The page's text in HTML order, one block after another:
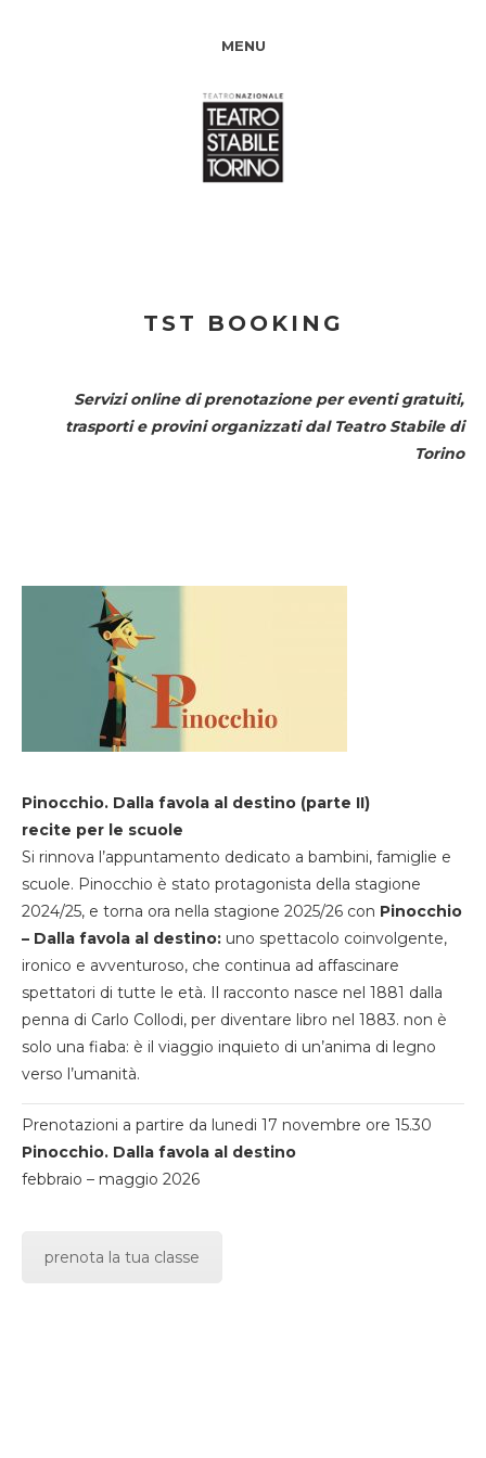
MENU
TST BOOKING
Servizi online di prenotazione per eventi gratuiti,
trasporti e provini organizzati dal Teatro Stabile di
Torino
Pinocchio. Dalla favola al destino (parte II)
recite per le scuole
Si rinnova l’appuntamento dedicato a bambini, famiglie e
scuole. Pinocchio è stato protagonista della stagione
2024/25, e torna ora nella stagione 2025/26 con Pinocchio
– Dalla favola al destino: uno spettacolo coinvolgente,
ironico e avventuroso, che continua ad affascinare
spettatori di tutte le età. Il racconto nasce nel 1881 dalla
penna di Carlo Collodi, per diventare libro nel 1883. non è
solo una fiaba: è il viaggio inquieto di un’anima di legno
verso l’umanità.
Prenotazioni a partire da lunedi 17 novembre ore 15.30
Pinocchio. Dalla favola al destino
febbraio – maggio 2026
prenota la tua classe